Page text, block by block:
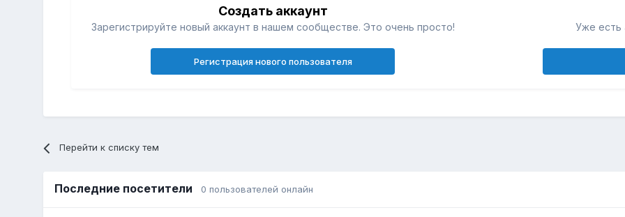
Создать аккаунт
Зарегистрируйте новый аккаунт в нашем сообществе. Это очень просто!
Регистрация нового пользователя
Уже есть
Перейти к списку тем
Последние посетители 0 пользователей онлайн